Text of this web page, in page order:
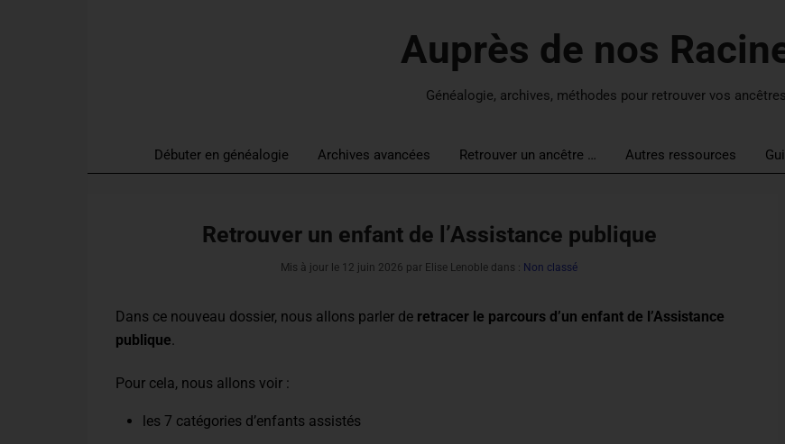
Auprès de nos
Généalogie, archives, méthodes pour retrouver vos ancêtres
Débuter en généalogie Archives avancées Retrouver un ancêtre … Autres ressources
Retrouver un enfant de l’Assistance publique
Mis à jour le 12 juin 2026 par Elise Lenoble dans : Non classé
Dans ce nouveau dossier, nous allons parler de retracer le parcours d’un enfant de l’Assistance
publique.
Pour cela, nous allons voir :
les 7 catégories d’enfants assistés